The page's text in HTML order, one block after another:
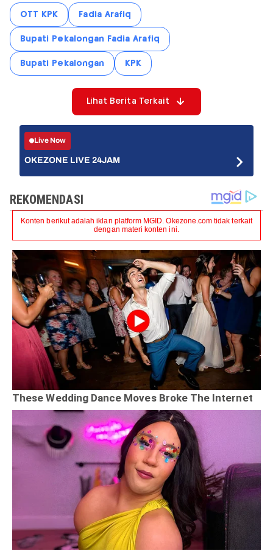
OTT KPK Fadia Arafiq
Bupati Pekalongan Fadia Arafiq
Bupati Pekalongan KPK
Lihat Berita Terkait
Live Now
OKEZONE LIVE 24JAM